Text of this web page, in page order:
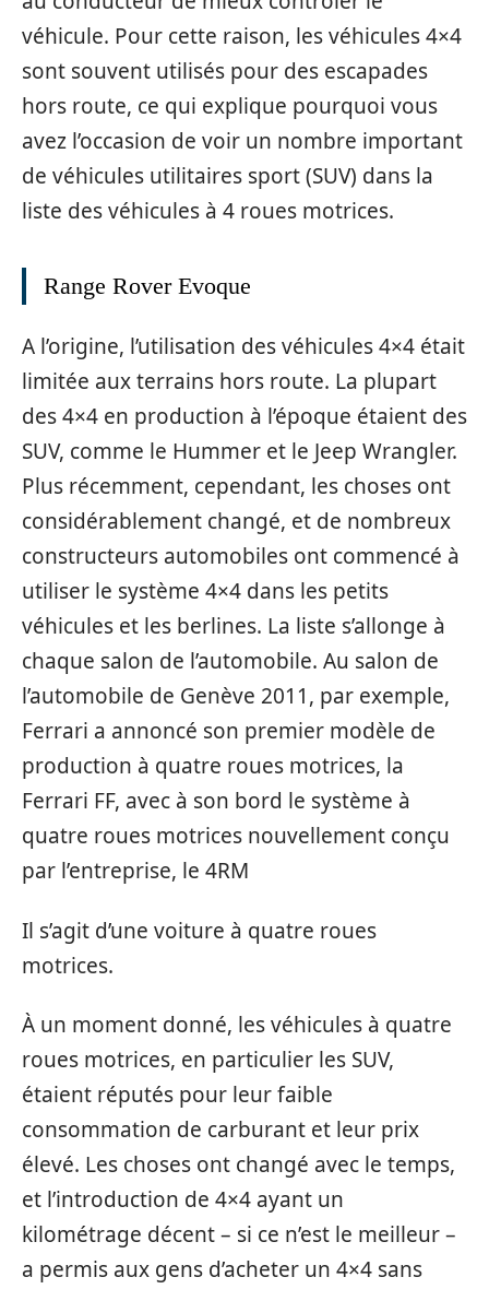
véhicule. Pour cette raison, les véhicules 4×4
sont souvent utilisés pour des escapades
hors route, ce qui explique pourquoi vous
avez l’occasion de voir un nombre important
de véhicules utilitaires sport (SUV) dans la
liste des véhicules à 4 roues motrices.
Range Rover Evoque
A l’origine, l’utilisation des véhicules 4×4 était
limitée aux terrains hors route. La plupart
des 4×4 en production à l’époque étaient des
SUV, comme le Hummer et le Jeep Wrangler.
Plus récemment, cependant, les choses ont
considérablement changé, et de nombreux
constructeurs automobiles ont commencé à
utiliser le système 4×4 dans les petits
véhicules et les berlines. La liste s’allonge à
chaque salon de l’automobile. Au salon de
l’automobile de Genève 2011, par exemple,
Ferrari a annoncé son premier modèle de
production à quatre roues motrices, la
Ferrari FF, avec à son bord le système à
quatre roues motrices nouvellement conçu
par l’entreprise, le 4RM
Il s’agit d’une voiture à quatre roues
motrices.
À un moment donné, les véhicules à quatre
roues motrices, en particulier les SUV,
étaient réputés pour leur faible
consommation de carburant et leur prix
élevé. Les choses ont changé avec le temps,
et l’introduction de 4×4 ayant un
kilométrage décent – si ce n’est le meilleur –
a permis aux gens d’acheter un 4×4 sans